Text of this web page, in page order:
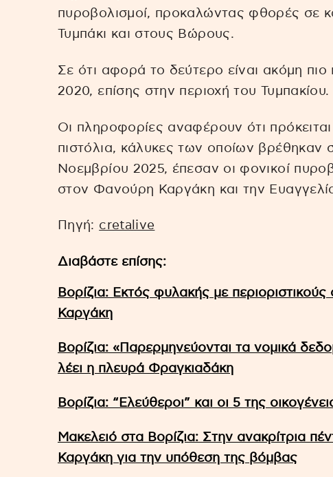
πυροβολισμοί, προκαλώντας φθορές σε
Τυμπάκι και στους Βώρους.
Σε ότι αφορά το δεύτερο είναι ακόμη
2020, επίσης στην περιοχή του Τυμπακίου.
Οι πληροφορίες αναφέρουν ότι
πιστόλια, κάλυκες των οποίων βρέθηκαν
Νοεμβρίου 2025, έπεσαν οι φονικοί
στον Φανούρη Καργάκη και την
Πηγή: cretalive
Διαβάστε επίσης:
Βορίζια: Εκτός φυλακής με
Καργάκη
Βορίζια: «Παρερμηνεύονται τα νομικά
λέει η πλευρά Φραγκιαδάκη
Βορίζια: “Ελεύθεροι” και οι 5 της
Μακελειό στα Βορίζια: Στην ανακρίτρια
Καργάκη για την υπόθεση της βόμβας